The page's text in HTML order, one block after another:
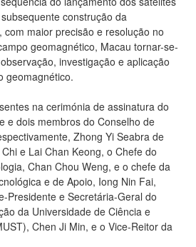
construção da
com maior precisão e resolução no
geomagnético, Macau tornar-se-
investigação e aplicação
geomagnético.
na cerimónia de assinatura do
e dois membros do Conselho de
Zhong Yi Seabra de
e Lai Chan Keong, o Chefe do
Chan Chou Weng, e o chefe da
e de Apoio, Iong Nin Fai,
Presidente e Secretária-Geral do
da Universidade de Ciência e
Chen Ji Min, e o Vice-Reitor da